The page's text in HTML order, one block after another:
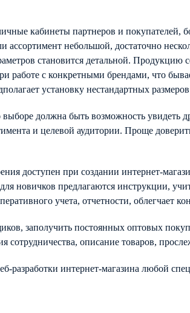
кабинеты партнеров и
небольшой, достаточно
становится детальной.
с конкретными брендами, что
установку нестандартных
должна быть возможность увидеть
и целевой аудитории. Проще
доступен при создании интернет-
новичков предлагаются инструкции,
учета, отчетности, облегчает
заполучить постоянных оптовых
описание товаров,
интернет-магазина любой